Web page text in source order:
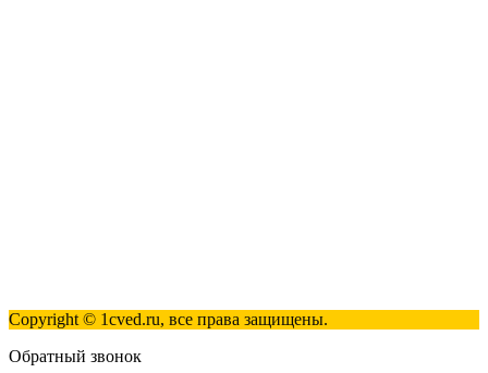
Copyright © 1cved.ru, все права защищены.
Обратный звонок